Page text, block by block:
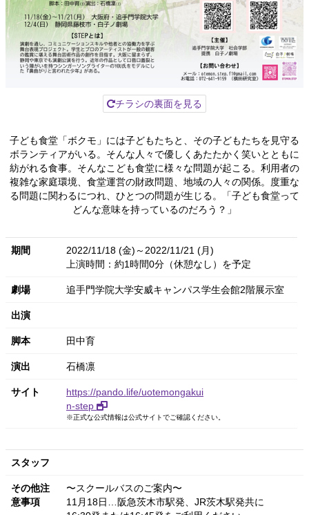
チラシの裏面を見る
子ども食堂「ボクモ」には子どもたちと、その子どもたちを見守る
ボランティアがいる。そんな人々で優しくあたたかく笑いとともに
紡がれる食事。そんなこども食堂に様々な問題が起こる。利用者の
複雑な家庭環境、食堂運営の財政問題、地域の人々の関係。度重な
る問題に関わるにつれ、ひとつの問題が生じる。「子ども食堂って
どんな意味を持っているのだろう？」
期間
2022/11/18 (金)～2022/11/21 (月)
上演時間：約1時間0分（休憩なし）を予定
劇場 追手門学院大学安威キャンパス学生会館2階展示室
出演
脚本 田中育
演出 石橋凛
サイト
https://pando.life/uotemongakui
n-step
※正式な公式情報は公式サイトでご確認ください。
スタッフ
その他注
意事項
〜スクールバスのご案内〜
11月18日…阪急茨木市駅発、JR茨木駅発共に